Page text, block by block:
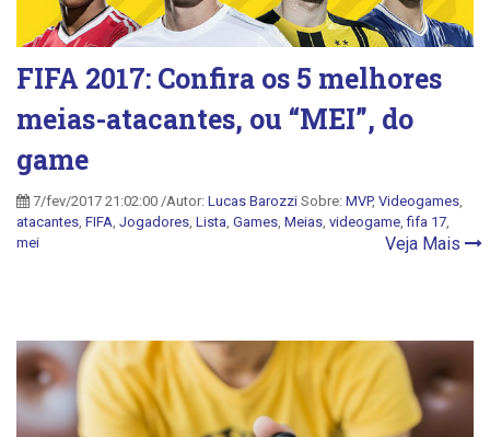
FIFA 2017: Confira os 5 melhores
meias-atacantes, ou “MEI”, do
game
7/fev/2017 21:02:00 /Autor: Lucas Barozzi Sobre: MVP, Videogames
atacantes FIFA Jogadores Lista Games Meias videogame ,fifa 17
mei
Veja Mais